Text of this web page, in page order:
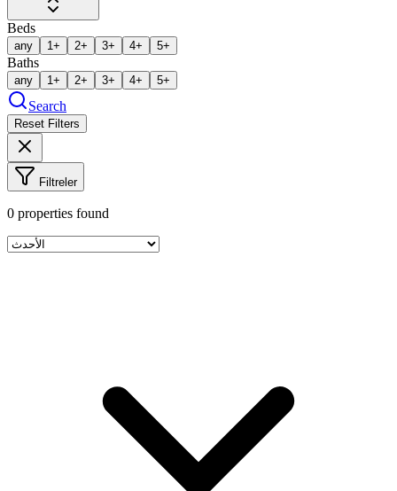
Beds
any 1+ 2+ 3+ 4+ 5+
Baths
any 1+ 2+ 3+ 4+ 5+
Search
Reset Filters
Filtreler
0 properties found